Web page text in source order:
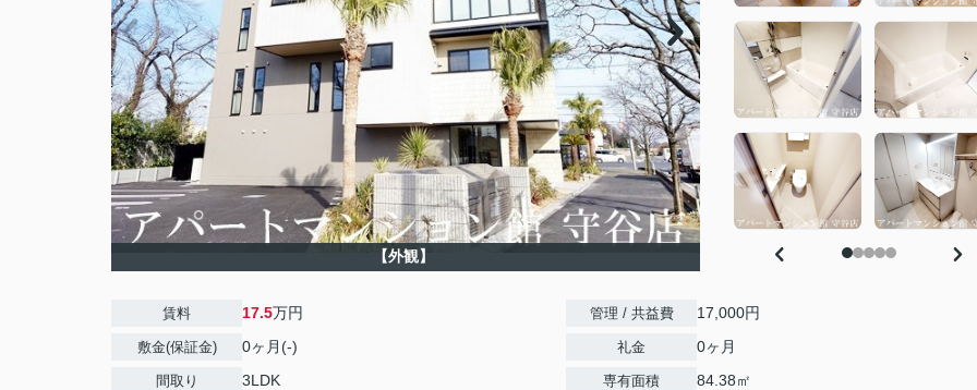
【外観】
賃料 17.5万円
敷金(保証金) 0ヶ月(-)
間取り 3LDK
管理 / 共益費 17,000円
礼金 0ヶ月
専有面積 84.38㎡